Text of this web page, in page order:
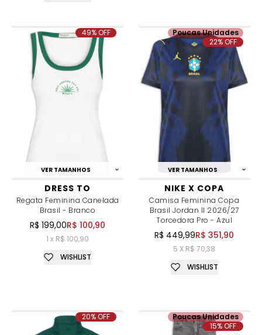
VER TAMANHOS
DRESS TO
Regata Feminina Canelada
Brasil - Branco
R$ 199,00R$ 100,90
1 x R$ 100,90
49% OFF
WISHLIST
VER TAMANHOS
NIKE X COPA
Camisa Feminina Copa
Brasil Jordan II 2026/27
Torcedora Pro - Azul
R$ 449,99R$ 351,90
5 X R$ 70,38
Poucas Unidades
22% OFF
WISHLIST
20% OFF
Poucas Unidades
15% OFF